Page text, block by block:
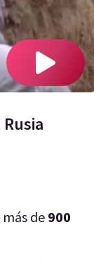
de 900